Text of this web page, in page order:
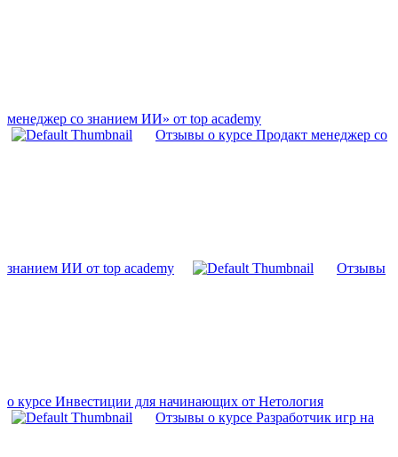
менеджер со знанием ИИ» от top academy
Отзывы о курсе Продакт менеджер со
знанием ИИ от top academy Отзывы
о курсе Инвестиции для начинающих от Нетология
Отзывы о курсе Разработчик игр на